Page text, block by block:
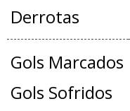
Derrotas
Gols Marcados
Gols Sofridos